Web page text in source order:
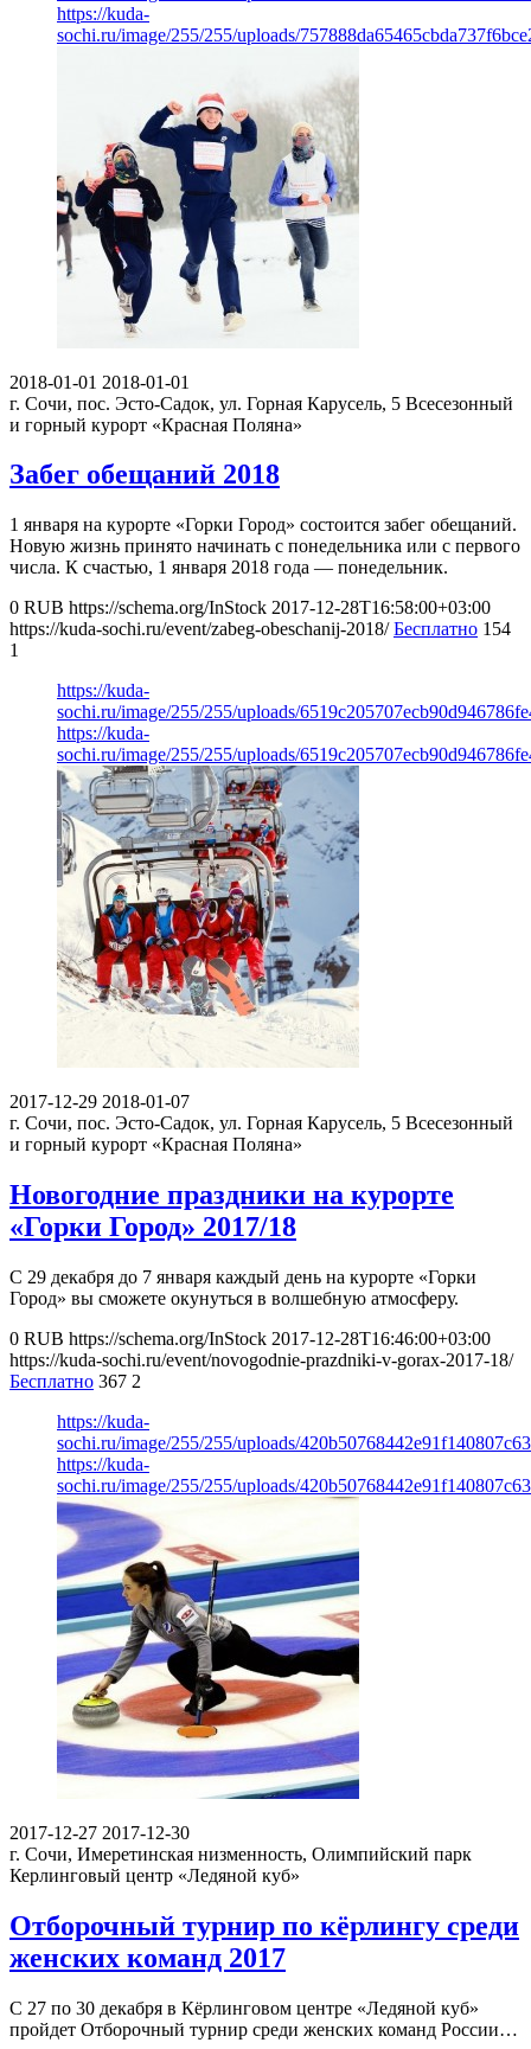
https://kuda-
sochi.ru/image/255/255/uploads/
2018-01-01 2018-01-01
г. Сочи, пос. Эсто-Садок, ул. Горная Карусель, 5 Всесезонный
и горный курорт «Красная Поляна»
Забег обещаний 2018
1 января на курорте «Горки Город» состоится забег обещаний.
Новую жизнь принято начинать с понедельника или с первого
числа. К счастью, 1 января 2018 года — понедельник.
0 RUB https://schema.org/InStock 2017-12-28T16:58:00+03:00
https://kuda-sochi.ru/event/zabeg-obeschanij-2018/ Бесплатно 154
1
https://kuda-
sochi.ru/image/255/255/uploads/
https://kuda-
sochi.ru/image/255/255/uploads/
2017-12-29 2018-01-07
г. Сочи, пос. Эсто-Садок, ул. Горная Карусель, 5 Всесезонный
и горный курорт «Красная Поляна»
Новогодние праздники на курорте
«Горки Город» 2017/18
С 29 декабря до 7 января каждый день на курорте «Горки
Город» вы сможете окунуться в волшебную атмосферу.
0 RUB https://schema.org/InStock 2017-12-28T16:46:00+03:00
https://kuda-sochi.ru/event/novogodnie-prazdniki-v-gorax-2017-18/
Бесплатно 367 2
https://kuda-
sochi.ru/image/255/255/uploads/
https://kuda-
sochi.ru/image/255/255/uploads/
2017-12-27 2017-12-30
г. Сочи, Имеретинская низменность, Олимпийский парк
Керлинговый центр «Ледяной куб»
Отборочный турнир по кёрлингу среди
женских команд 2017
С 27 по 30 декабря в Кёрлинговом центре «Ледяной куб»
пройдет Отборочный турнир среди женских команд России…